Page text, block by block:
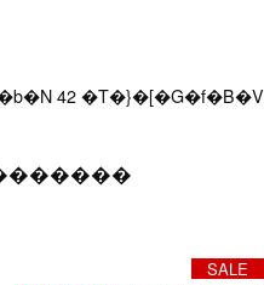
42 �T�}�[�G�f�B�V
SALE